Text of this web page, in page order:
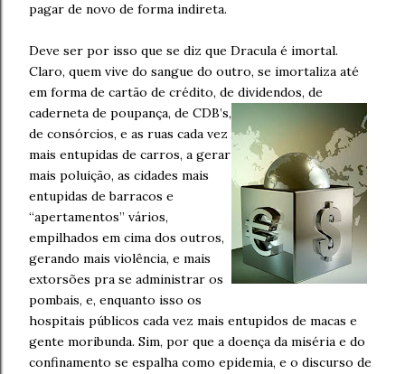
pagar de novo de forma indireta.
Deve ser por isso que se diz que Dracula é imortal.
Claro, quem vive do sangue do outro, se imortaliza até
em forma de cartão de crédito, de dividendos, de
caderneta de poupança, de CDB’s,
de consórcios, e as ruas cada vez
mais entupidas de carros, a gerar
mais poluição, as cidades mais
entupidas de barracos e
“apertamentos” vários,
empilhados em cima dos outros,
gerando mais violência, e mais
extorsões pra se administrar os
pombais, e, enquanto isso os
hospitais públicos cada vez mais entupidos de macas e
gente moribunda. Sim, por que a doença da miséria e do
confinamento se espalha como epidemia, e o discurso de